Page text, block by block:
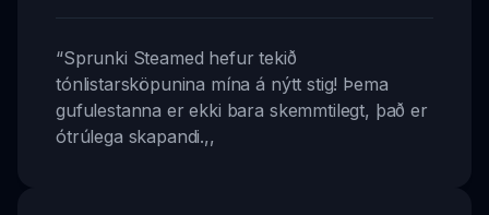
“Sprunki Steamed hefur tekið
tónlistarsköpunina mína á nýtt stig! Þema
gufulestanna er ekki bara skemmtilegt, það er
ótrúlega skapandi.,,